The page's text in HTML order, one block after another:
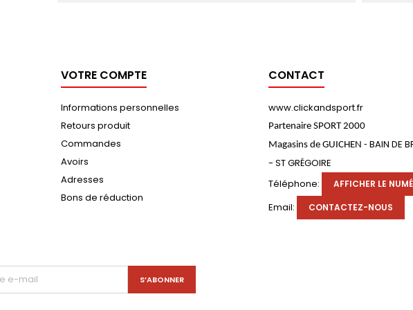
VOTRE COMPTE
Informations personnelles
Retours produit
Commandes
Avoirs
Adresses
Bons de réduction
CONTACT
www.clickandsport.fr
Partenaire SPORT 2000
Magasins de GUICHEN - BAIN DE
- ST GRÉGOIRE
Téléphone:
AFFICHER LE
Email: CONTACTEZ-NOUS